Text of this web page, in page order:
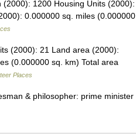
1200 Housing Units (2000):
0.000000 sq. miles (0.000000
(2000): 21 Land area (2000):
(0.000000 sq. km) Total area
Places
& philosopher: prime minister